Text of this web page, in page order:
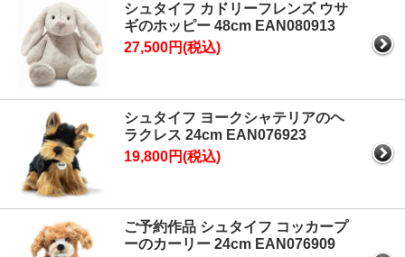
シュタイフ カドリーフレンズ ウサ
ギのホッピー 48cm EAN080913
27,500円(税込)
シュタイフ ヨークシャテリアのヘ
ラクレス 24cm EAN076923
19,800円(税込)
ご予約作品 シュタイフ コッカープ
ーのカーリー 24cm EAN076909